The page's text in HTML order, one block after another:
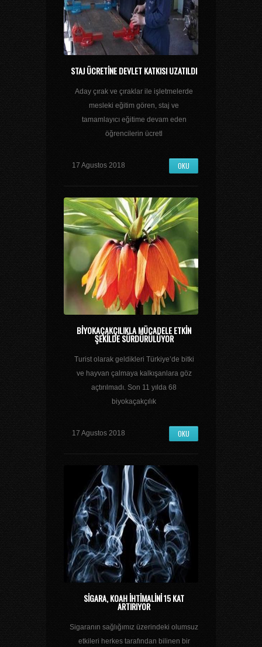
STAJ ÜCRETINE DEVLET KATKISI UZATILDI
Aday çırak ve çıraklar ile işletmelerde
mesleki eğitim gören, staj ve
tamamlayıcı eğitime devam eden
öğrencilerin ücretl
17 Agustos 2018 OKU
BIYOKAÇAKÇILIKLA MÜCADELE ETKIN
ŞEKILDE SÜRDÜRÜLÜYOR
Turist olarak geldikleri Türkiye’de bitki
ve hayvan çalmaya kalkışanlara göz
açtırılmadı. Son 11 yılda 68
biyokaçakçılık
17 Agustos 2018 OKU
SIGARA, KOAH IHTIMALINI 15 KAT
ARTIRIYOR
Sigaranın sağlığımız üzerindeki olumsuz
etkileri herkes tarafından bilinen bir